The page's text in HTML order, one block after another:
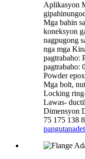
Aplikasyon
Mga bahin
koneksyon
nagpugong
nga mga
pagtrabaho:
pagtrabaho:
Powder
Mga bolt,
Locking
Lawas-
Dimensyon
75 175 138
pangutana